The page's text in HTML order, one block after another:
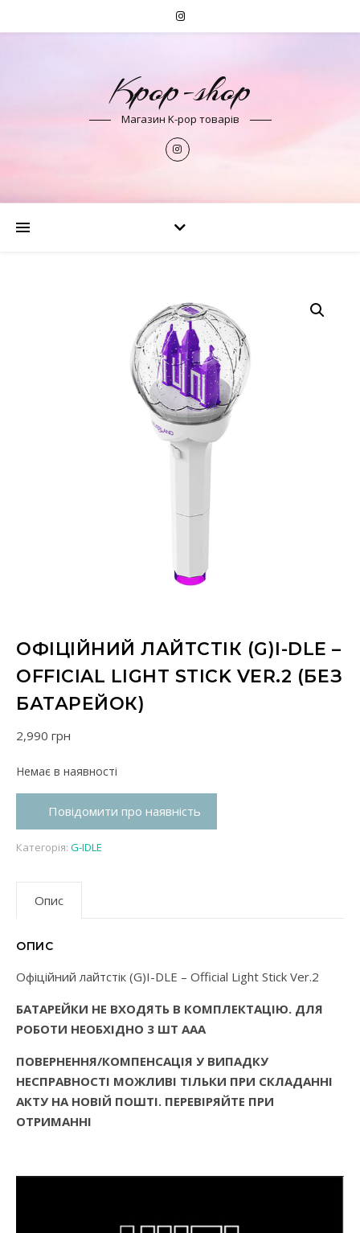
Kpop-shop
Магазин K-pop товарів
ОФІЦІЙНИЙ ЛАЙТСТІК (G)I-DLE –
OFFICIAL LIGHT STICK VER.2 (БЕЗ
БАТАРЕЙОК)
2,990 грн
Немає в наявності
Повідомити про наявність
Категорія: G-IDLE
Опис
ОПИС
Офіційний лайтстік (G)I-DLE – Official Light Stick Ver.2
БАТАРЕЙКИ НЕ ВХОДЯТЬ В КОМПЛЕКТАЦІЮ. ДЛЯ
РОБОТИ НЕОБХІДНО 3 ШТ ААА
ПОВЕРНЕННЯ/КОМПЕНСАЦІЯ У ВИПАДКУ
НЕСПРАВНОСТІ МОЖЛИВІ ТІЛЬКИ ПРИ СКЛАДАННІ
АКТУ НА НОВІЙ ПОШТІ. ПЕРЕВІРЯЙТЕ ПРИ
ОТРИМАННІ